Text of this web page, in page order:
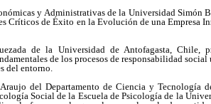
y Administrativas de la Universidad
Críticos de Éxito en la Evolución de una Empresa
de la Universidad de Antofagasta, Chile,
de los procesos de responsabilidad
del entorno.
del Departamento de Ciencia y Tecnología
Social de la Escuela de Psicología de la